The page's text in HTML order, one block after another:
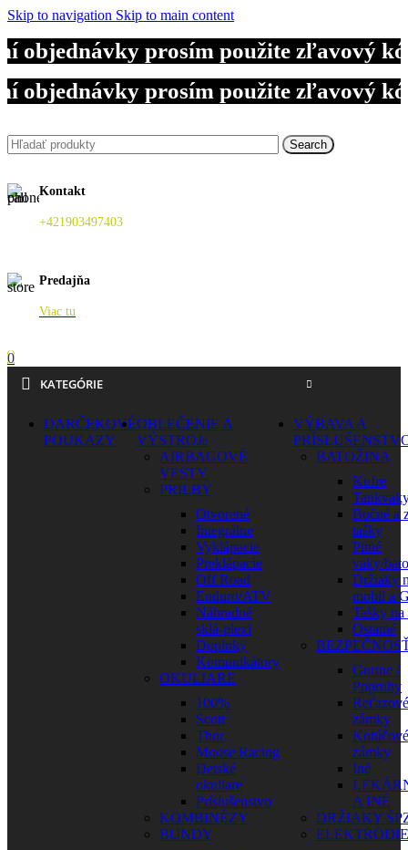
Skip to navigation Skip to main content
prosím použite zľavový
prosím použite zľavový
prosím použite zľavový
Search
Kontakt
+421903497403
Predajňa
Viac tu
0
KATEGÓRIE
DARČEKOVÉ
POUKAZY
OBLEČENIE A
VÝSTROJ
AIRBAGOVÉ
VESTY
PRILBY
Otvorené
Integrálne
Vyklápacie
Preklápacie
Off Road
Enduro/ATV
Náhradné
sklá-plexi
Doplnky
Komunikátory
OKULIARE
100%
Scott
Thor
Moose Racing
Detské
okuliare
Príslušenstvo
KOMBINÉZY
BUNDY
VÝBAVA A
BATOŽINA
Kufre
Bočné a
tašky
Pitné
vaky/
Držiaky
mobil a
Tašky na
Ostatné
Gurtne /
Popruhy
Reťazové
zámky
Kotúčové
zámky
Iné
A INÉ
DRŽIAKY